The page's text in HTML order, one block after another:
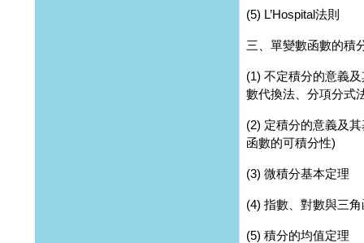
(5) L’Hospital法則
三、單變數函數的積
(1) 不定積分的意義
數代換法、分項分式
(2) 定積分的意義及
函數的可積分性)
(3) 微積分基本定理
(4) 指數、對數與三
(5) 積分的均值定理